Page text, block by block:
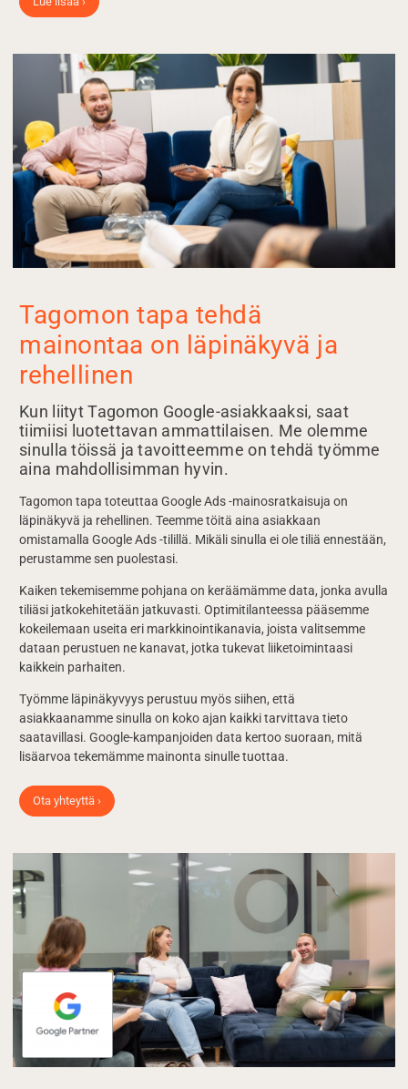
Tagomon tapa tehdä
mainontaa on läpinäkyvä ja
rehellinen
Kun liityt Tagomon Google-asiakkaaksi, saat
tiimiisi luotettavan ammattilaisen. Me olemme
sinulla töissä ja tavoitteemme on tehdä työmme
aina mahdollisimman hyvin.
Tagomon tapa toteuttaa Google Ads -mainosratkaisuja on
läpinäkyvä ja rehellinen. Teemme töitä aina asiakkaan
omistamalla Google Ads -tilillä. Mikäli sinulla ei ole tiliä ennestään,
perustamme sen puolestasi.
Kaiken tekemisemme pohjana on keräämämme data, jonka avulla
tiliäsi jatkokehitetään jatkuvasti. Optimitilanteessa pääsemme
kokeilemaan useita eri markkinointikanavia, joista valitsemme
dataan perustuen ne kanavat, jotka tukevat liiketoimintaasi
kaikkein parhaiten.
Työmme läpinäkyvyys perustuu myös siihen, että
asiakkaanamme sinulla on koko ajan kaikki tarvittava tieto
saatavillasi. Google-kampanjoiden data kertoo suoraan, mitä
lisäarvoa tekemämme mainonta sinulle tuottaa.
Ota yhteyttä ›